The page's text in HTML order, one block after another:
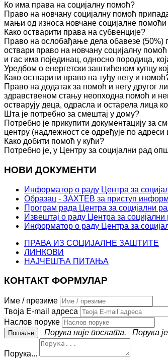
Ко има права на социјалну помоћ?
Право на новчану социјалну помоћ
мањи од износа новчане социјалне помоћи
Како остварити права на субвенције?
Право на ослобађање дела обавезе (50%)
оствари право на новчану социјалну
и гас има појединац, односно породица,
Уредбом о енергетски заштићеном купцу
Како остварити право на туђу негу и
Право на додатак за помоћ и негу другог
здравственом стању неопходна помоћ и
остварују деца, одрасла и остарела лица
Шта је потребно за смештај у дому?
Потребно је прикупити документацију за
центру (надлежност се одређује по
Како добити помоћ у кући?
Потребно је, у Центру за социјални рад
НОВИ ДОКУМЕНТИ
Информатор о раду Центра за
Образац - ЗАХТЕВ за приступ
Програм рада Центра за социјални
Извештај о раду Центра за
Информатор о раду Центра за
ПРАВА ИЗ СОЦИЈАЛНЕ ЗАШТИТЕ
ЛИНКОВИ
НАЈЧЕШЋА ПИТАЊА
КОНТАКТ ФОРМУЛАР
Име / презиме
Твоја E-mail адреса
Наслов поруке
Порука није послата.
Порука
Порука...